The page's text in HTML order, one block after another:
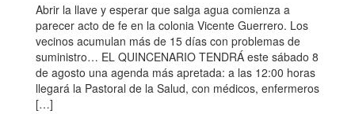
Abrir la llave y esperar que salga agua comienza a
parecer acto de fe en la colonia Vicente Guerrero. Los
vecinos acumulan más de 15 días con problemas de
suministro… EL QUINCENARIO TENDRÁ este sábado 8
de agosto una agenda más apretada: a las 12:00 horas
llegará la Pastoral de la Salud, con médicos, enfermeros
[…]